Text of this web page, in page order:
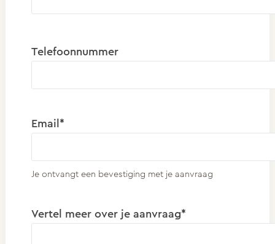
Telefoonnummer
Email*
Je ontvangt een bevestiging met je aanvraag
Vertel meer over je aanvraag*